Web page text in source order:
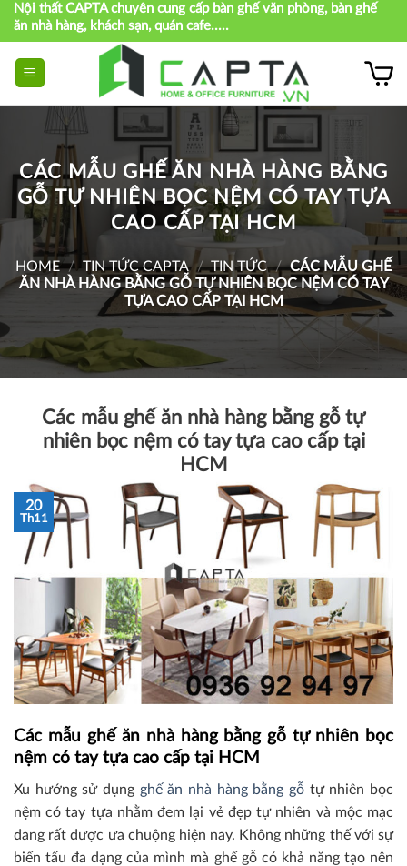
Skip
content
Nội thất CAPTA chuyên cung cấp bàn ghế văn phòng, bàn ghế
ăn nhà hàng, khách sạn, quán cafe.....
CÁC MẪU GHẾ ĂN NHÀ HÀNG BẰNG
GỖ TỰ NHIÊN BỌC NỆM CÓ TAY TỰA
CAO CẤP TẠI HCM
HOME / TIN TỨC CAPTA / TIN TỨC / CÁC MẪU GHẾ
ĂN NHÀ HÀNG BẰNG GỖ TỰ NHIÊN BỌC NỆM CÓ TAY
TỰA CAO CẤP TẠI HCM
Các mẫu ghế ăn nhà hàng bằng gỗ tự
nhiên bọc nệm có tay tựa cao cấp tại
HCM
20
Th11
Các mẫu ghế ăn nhà hàng bằng gỗ tự nhiên bọc
nệm có tay tựa cao cấp tại HCM
Xu hướng sử dụng ghế ăn nhà hàng bằng gỗ tự nhiên bọc
nệm có tay tựa nhằm đem lại vẻ đẹp tự nhiên và mộc mạc
đang rất được ưa chuộng hiện nay. Không những thế với sự
biến tấu đa dạng của mình mà ghế gỗ có khả năng tạo nên